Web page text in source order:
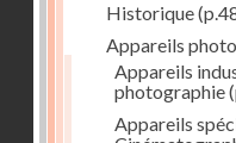
Historique
Appareils
Appareils
photographie
Appareils